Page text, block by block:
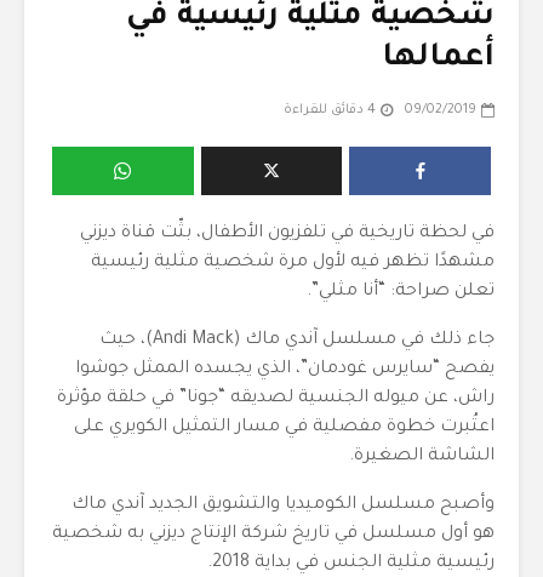
شخصية مثلية رئيسية في
أعمالها
09/02/2019 4 دقائق للقراءة
في لحظة تاريخية في تلفزيون الأطفال، بثّت قناة ديزني
مشهدًا تظهر فيه لأول مرة شخصية مثلية رئيسية
تعلن صراحة: “أنا مثلي”.
جاء ذلك في مسلسل آندي ماك (Andi Mack)، حيث
يفصح “سايرس غودمان”، الذي يجسده الممثل جوشوا
راش، عن ميوله الجنسية لصديقه “جونا” في حلقة مؤثرة
اعتُبرت خطوة مفصلية في مسار التمثيل الكويري على
الشاشة الصغيرة.
وأصبح مسلسل الكوميديا والتشويق الجديد آندي ماك
هو أول مسلسل في تاريخ شركة الإنتاج ديزني به شخصية
رئيسية مثلية الجنس في بداية 2018.